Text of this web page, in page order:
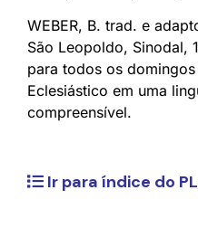
WEBER, B. trad. e
São Leopoldo, Sinodal,
para todos os
Eclesiástico em uma
compreensível.
Ir para índice do PL